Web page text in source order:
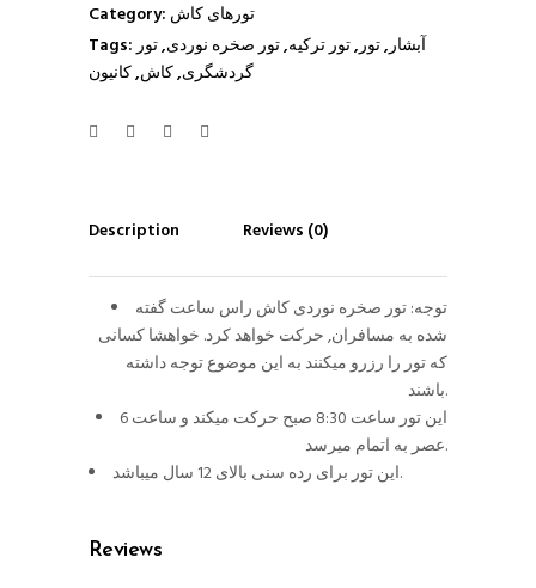
Category: تورهای کاش
Tags:
آبشار,تور,تور ترکیه,تور صخره نوردی,تور
گردشگری,کاش,کانیون
Description Reviews (0)
توجه: تور صخره نوردی کاش راس ساعت گفته
شده به مسافران, حرکت خواهد کرد. خواهشا کسانی
که تور را رزرو میکنند به این موضوع توجه داشته
باشند.
این تور ساعت 8:30 صبح حرکت میکند و ساعت 6
عصر به اتمام میرسد.
این تور برای رده سنی بالای 12 سال میباشد.
Reviews